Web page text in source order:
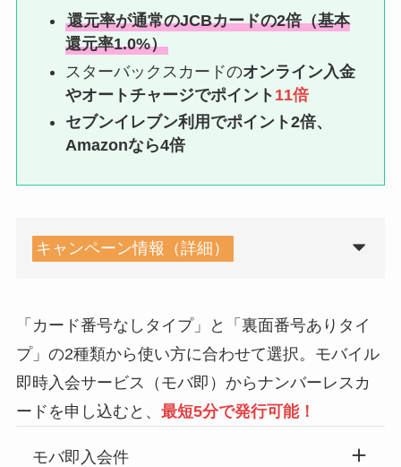
還元率が通常のJCBカードの2倍（基本
還元率1.0%）
スターバックスカードのオンライン入金
やオートチャージでポイント 11倍
セブンイレブン利用でポイント2倍、
Amazonなら4倍
キャンペーン情報（詳細）
「カード番号なしタイプ」と「裏面番号ありタイ
プ」の2種類から使い方に合わせて選択。モバイル
即時入会サービス（モバ即）からナンバーレスカ
ードを申し込むと、 最短5分で発行可能！
モバ即入会件